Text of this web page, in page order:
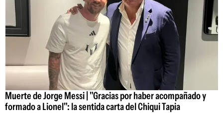
Muerte de Jorge Messi | "Gracias por haber acompañado y
formado a Lionel": la sentida carta del Chiqui Tapia